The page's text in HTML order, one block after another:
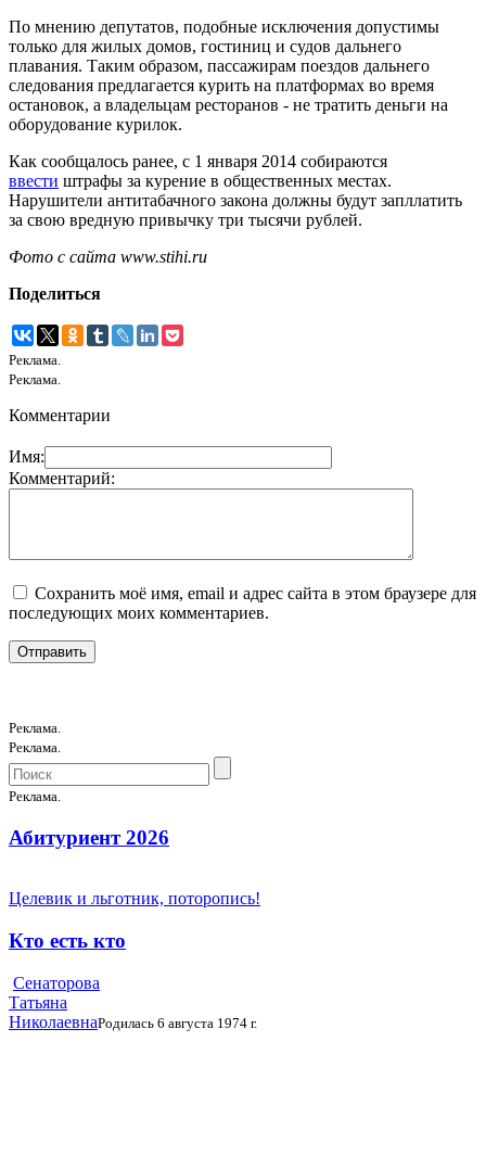
По мнению депутатов, подобные исключения допустимы
только для жилых домов, гостиниц и судов дальнего
плавания. Таким образом, пассажирам поездов дальнего
следования предлагается курить на платформах во время
остановок, а владельцам ресторанов - не тратить деньги на
оборудование курилок.
Как сообщалось ранее, с 1 января 2014 собираются
ввести штрафы за курение в общественных местах.
Нарушители антитабачного закона должны будут запллатить
за свою вредную привычку три тысячи рублей.
Фото с сайта www.stihi.ru
Поделиться
Реклама.
Реклама.
Комментарии
Имя:
Комментарий:
Сохранить моё имя, email и адрес сайта в этом браузере для
последующих моих комментариев.
Реклама.
Реклама.
Реклама.
Абитуриент 2026
Целевик и льготник, поторопись!
Кто есть кто
Сенаторова
Татьяна
НиколаевнаРодилась 6 августа 1974 г.